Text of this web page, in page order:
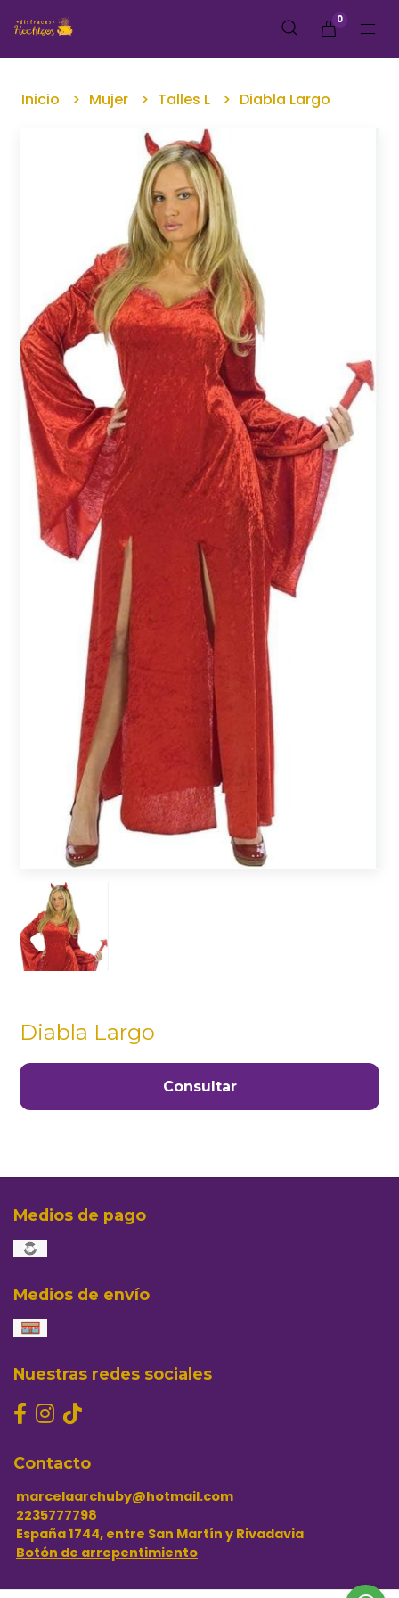
0
Inicio Mujer Talles L Diabla Largo
Diabla Largo
Consultar
Medios de pago
Medios de envío
Nuestras redes sociales
Contacto
marcelaarchuby@hotmail.com
2235777798
España 1744, entre San Martín y Rivadavia
Botón de arrepentimiento